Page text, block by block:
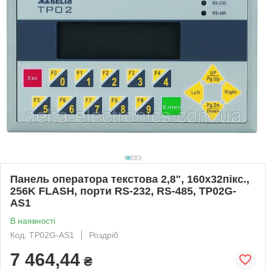
Панель оператора текстова 2,8", 160x32пікс.,
256K FLASH, порти RS-232, RS-485, TP02G-
AS1
В наявності
Код: TP02G-AS1
Роздріб
7 464,44 ₴